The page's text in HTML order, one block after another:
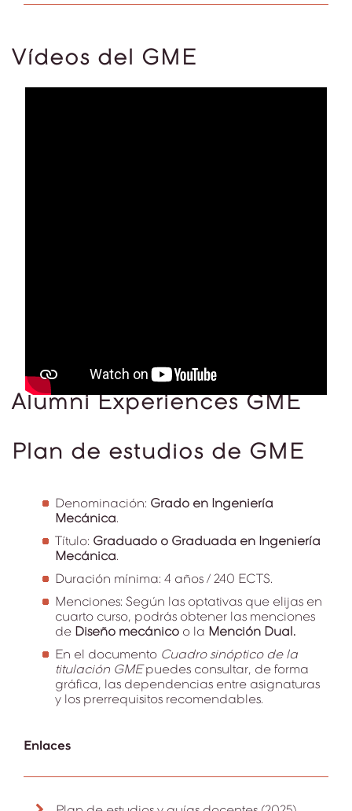
Vídeos del GME
Alumni Experiences GME
Plan de estudios de GME
Denominación: Grado en Ingeniería
Mecánica.
Título: Graduado o Graduada en Ingeniería
Mecánica.
Duración mínima: 4 años / 240 ECTS.
Menciones: Según las optativas que elijas en
cuarto curso, podrás obtener las menciones
de Diseño mecánico o la Mención Dual.
En el documento Cuadro sinóptico de la
titulación GMEpuedes consultar, de forma
gráfica, las dependencias entre asignaturas
y los prerrequisitos recomendables.
Enlaces